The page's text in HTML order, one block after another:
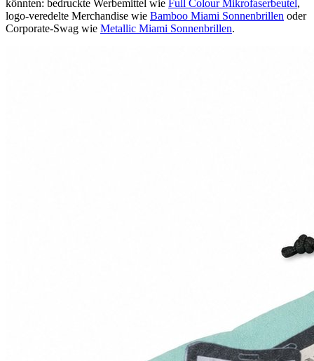
könnten: bedruckte Werbemittel wie Full Colour Mikrofaserbeutel,
logo-veredelte Merchandise wie Bamboo Miami Sonnenbrillen oder
Corporate-Swag wie Metallic Miami Sonnenbrillen.